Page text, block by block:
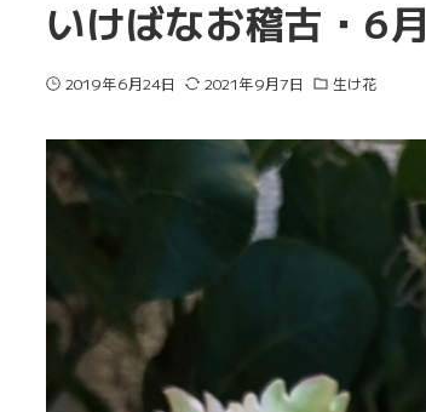
いけばなお稽古・6月
2019年6月24日 2021年9月7日 生け花